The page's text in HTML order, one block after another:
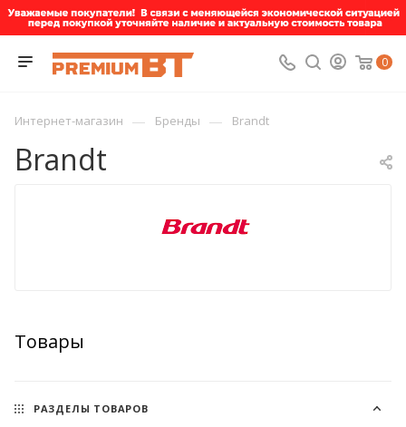
0
Интернет-магазин — Бренды — Brandt
Brandt
Товары
РАЗДЕЛЫ ТОВАРОВ